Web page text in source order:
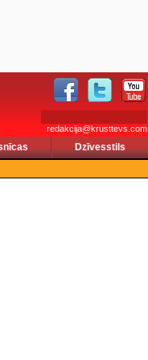
redakcija@krusttevs.com
Dzīvesstils